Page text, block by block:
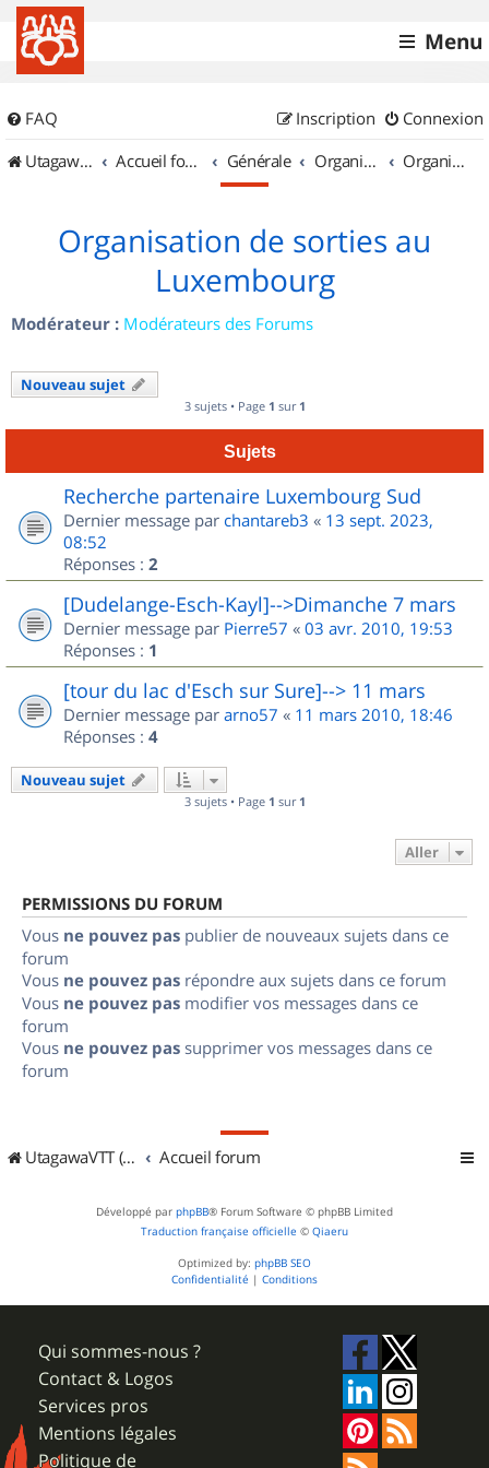
Menu
FAQ Connexion
Inscription
UtagawaVTT (Randos VTT et VTTAE avec traces GPS)
Accueil forum Générale Organisation de sorties & Recherche de partenaires Organisation de sorties au Luxembourg
Organisation de sorties au
Luxembourg
Modérateur : Modérateurs des Forums
Nouveau sujet
3 sujets • Page 1 sur 1
Sujets
Recherche partenaire Luxembourg Sud
Dernier message par chantareb3 « 13 sept. 2023,
08:52
Réponses : 2
[Dudelange-Esch-Kayl]-->Dimanche 7 mars
Dernier message par Pierre57 « 03 avr. 2010, 19:53
Réponses : 1
[tour du lac d'Esch sur Sure]--> 11 mars
Dernier message par arno57 « 11 mars 2010, 18:46
Réponses : 4
Nouveau sujet
3 sujets • Page 1 sur 1
Aller
PERMISSIONS DU FORUM
Vous ne pouvez pas publier de nouveaux sujets dans ce
forum
Vous ne pouvez pas répondre aux sujets dans ce forum
Vous ne pouvez pas modifier vos messages dans ce
forum
Vous ne pouvez pas supprimer vos messages dans ce
forum
UtagawaVTT (Randos VTT et VTTAE avec traces GPS) Accueil forum
Développé par phpBB® Forum Software © phpBB Limited
Traduction française officielle © Qiaeru
Optimized by: phpBB SEO
Confidentialité | Conditions
Qui sommes-nous ?
Contact & Logos
Services pros
Mentions légales
Politique de